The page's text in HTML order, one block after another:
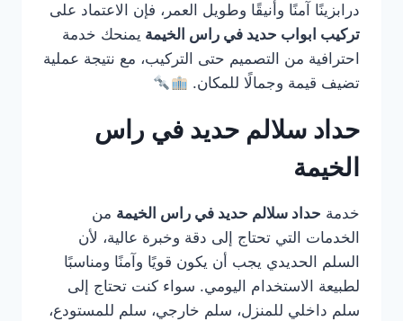
درابزينًا آمنًا وأنيقًا وطويل العمر، فإن الاعتماد على
تركيب ابواب حديد في راس الخيمة يمنحك خدمة
احترافية من التصميم حتى التركيب، مع نتيجة عملية
تضيف قيمة وجمالًا للمكان.
حداد سلالم حديد في راس
الخيمة
خدمة حداد سلالم حديد في راس الخيمة من
الخدمات التي تحتاج إلى دقة وخبرة عالية، لأن
السلم الحديدي يجب أن يكون قويًا وآمنًا ومناسبًا
لطبيعة الاستخدام اليومي. سواء كنت تحتاج إلى
سلم داخلي للمنزل، سلم خارجي، سلم للمستودع،